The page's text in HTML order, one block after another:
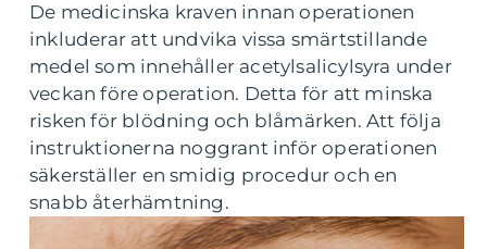
De medicinska kraven innan operationen
inkluderar att undvika vissa smärtstillande
medel som innehåller acetylsalicylsyra under
veckan före operation. Detta för att minska
risken för blödning och blåmärken. Att följa
instruktionerna noggrant inför operationen
säkerställer en smidig procedur och en
snabb återhämtning.